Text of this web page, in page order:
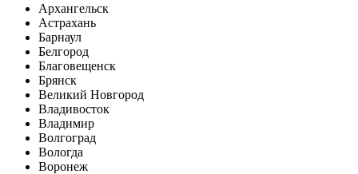
Архангельск
Астрахань
Барнаул
Белгород
Благовещенск
Брянск
Великий Новгород
Владивосток
Владимир
Волгоград
Вологда
Воронеж